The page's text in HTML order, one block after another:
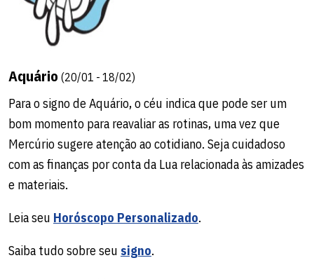
Aquário (20/01 - 18/02)
Para o signo de Aquário, o céu indica que pode ser um
bom momento para reavaliar as rotinas, uma vez que
Mercúrio sugere atenção ao cotidiano. Seja cuidadoso
com as finanças por conta da Lua relacionada às amizades
e materiais.
Leia seu Horóscopo Personalizado.
Saiba tudo sobre seu signo.